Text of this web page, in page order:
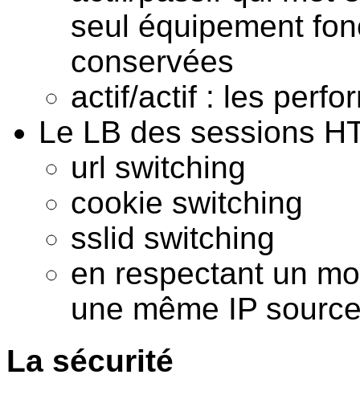
seul équipement
conservées
actif/actif : les
Le LB des sessions
url switching
cookie switching
sslid switching
en respectant un
une même IP
La sécurité